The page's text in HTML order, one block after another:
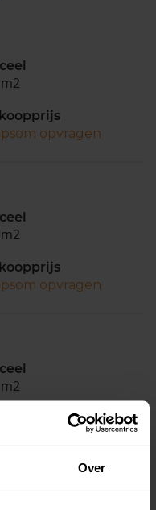
Over
opvragen
opvragen
opvragen